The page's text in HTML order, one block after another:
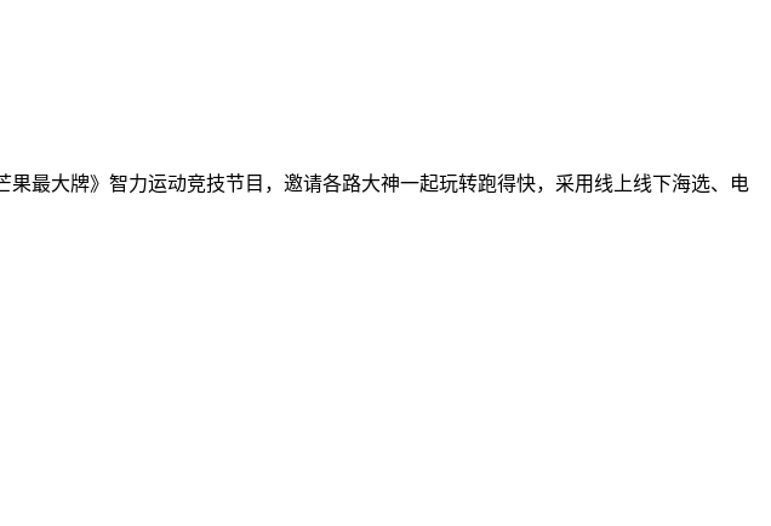
最大牌》智力运动竞技节目，邀请各路大神一起玩转跑得快，采用线上线下海选、电